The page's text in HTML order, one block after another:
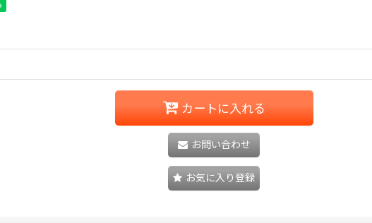
カートに入れる
お問い合わせ
お気に入り登録